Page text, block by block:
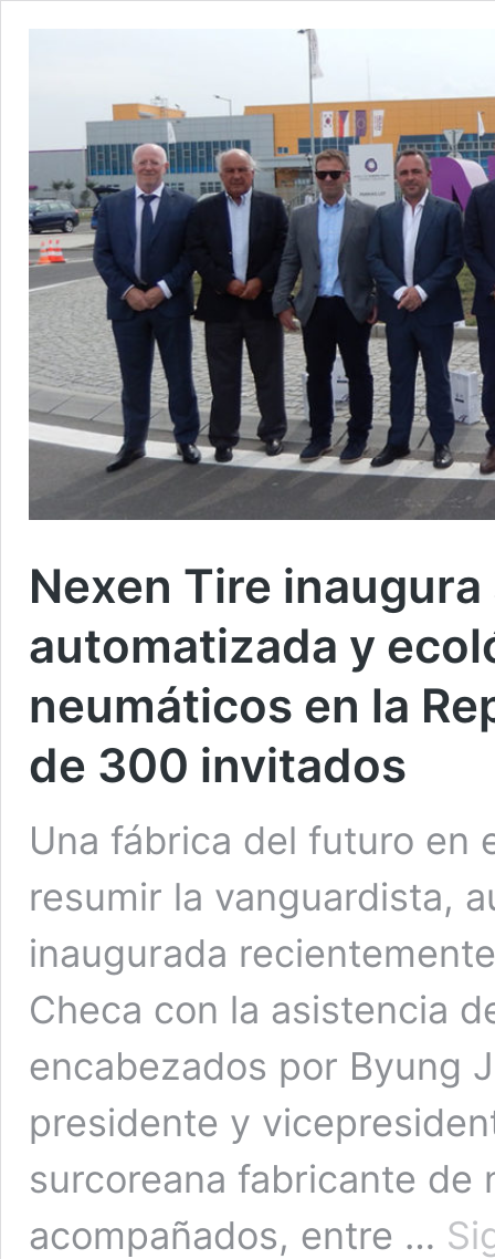
Nexen Tire
automatizada y
neumáticos en la
de 300 invitados
Una fábrica del futuro en
resumir la vanguardista,
inaugurada
Checa con la asistencia
encabezados por Byung
presidente y
surcoreana fabricante de
acompañados, entre …